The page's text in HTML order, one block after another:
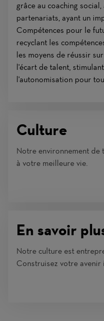
grâce au coaching
partenariats, ayant un
Compétences pour le
recyclant les
les moyens de réussir
l'écart de talent,
l'autonomisation pour
Culture
Notre environnement
à votre meilleure vie.
En savoir
Notre culture est
Construisez votre avenir